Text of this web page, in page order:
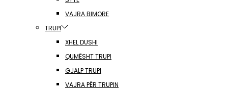
VAJRA BIMORE
TRUPI
XHEL DUSHI
QUMËSHT TRUPI
GJALP TRUPI
VAJRA PËR TRUPIN